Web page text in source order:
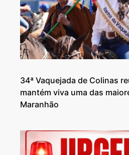
34ª Vaquejada de Colinas
mantém viva uma das
Maranhão